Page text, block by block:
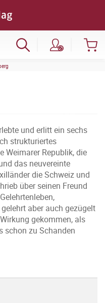
und erlitt ein sechs
strukturiertes
Weimarer Republik, die
das neuvereinte
die Schweiz und
über seinen Freund
aber auch gezügelt
gekommen, als
schon zu Schanden